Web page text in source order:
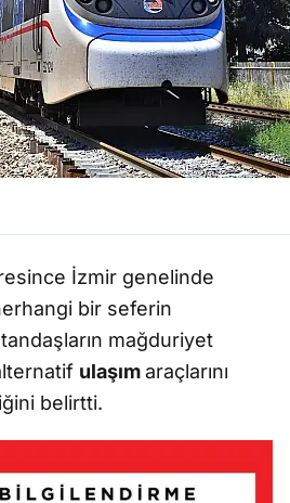
İzmir genelinde
bir seferin
mağduriyet
ulaşımaraçlarını
belirtti.